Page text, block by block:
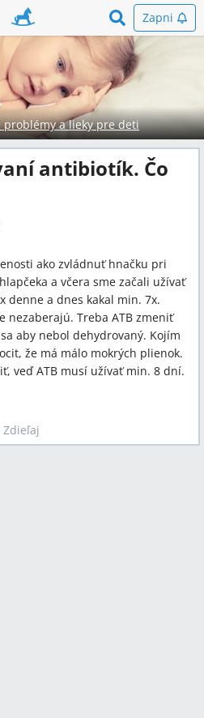
Zapni
problémy a lieky pre deti
antibiotík. Čo
ako zvládnuť hnačku pri
a včera sme začali užívať
denne a dnes kakal min. 7x.
nezaberajú. Treba ATB zmeniť
aby nebol dehydrovaný. Kojím
že má málo mokrých plienok.
veď ATB musí užívať min. 8 dní.
Zdieľaj